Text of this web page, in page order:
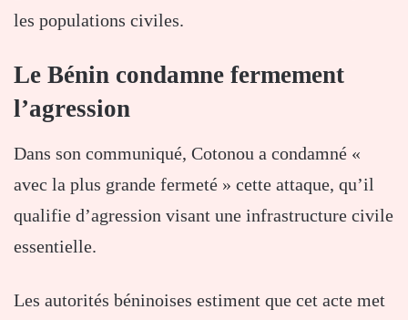
les populations civiles.
Le Bénin condamne fermement
l’agression
Dans son communiqué, Cotonou a condamné «
avec la plus grande fermeté » cette attaque, qu’il
qualifie d’agression visant une infrastructure civile
essentielle.
Les autorités béninoises estiment que cet acte met